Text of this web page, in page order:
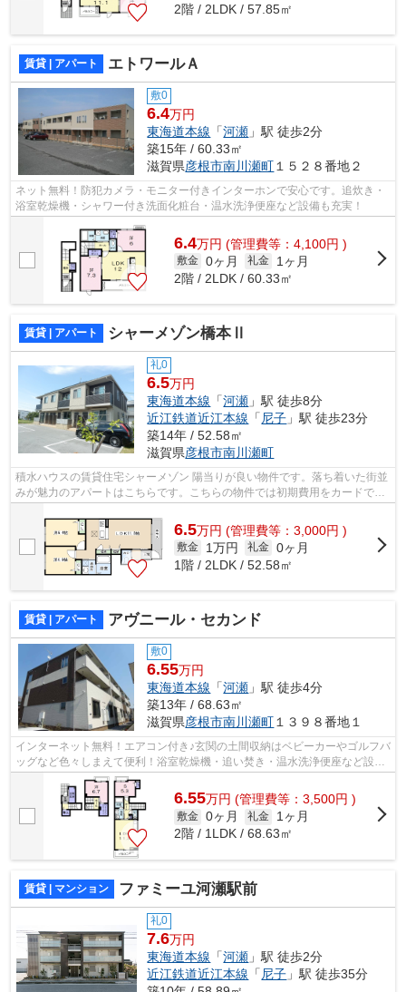
2階 / 2LDK / 57.85㎡
賃貸 | アパート エトワールＡ
敷0
6.4万円
東海道本線 「河瀬 」駅 徒歩2分
築15年 / 60.33㎡
滋賀県彦根市南川瀬町 １５２８番地２
ネット無料！防犯カメラ・モニター付きインターホンで安心です。追炊き・
浴室乾燥機・シャワー付き洗面化粧台・温水洗浄便座など設備も充実！
6.4万円 (管理費等：4,100円 )
敷金 0ヶ月 礼金
1ヶ月
2階 / 2LDK / 60.33㎡
賃貸 | アパート シャーメゾン橋本Ⅱ
礼0
6.5万円
東海道本線 「河瀬 」駅 徒歩8分
近江鉄道近江本線 「 尼子 」駅 徒歩23分
築14年 / 52.58㎡
滋賀県彦根市南川瀬町
積水ハウスの賃貸住宅シャーメゾン 陽当りが良い物件です。落ち着いた街並
みが魅力のアパートはこちらです。こちらの物件では初期費用をカードでお
6.5万円 (管理費等：3,000円 )
敷金 1万円 礼金 0ヶ月
1階 / 2LDK / 52.58㎡
賃貸 | アパート アヴニール・セカンド
敷0
6.55万円
東海道本線 「河瀬 」駅 徒歩4分
築13年 / 68.63㎡
滋賀県彦根市南川瀬町 １３９８番地１
インターネット無料！エアコン付き♪玄関の土間収納はベビーカーやゴルフバ
ッグなど色々しまえて便利！浴室乾燥機・追い焚き・温水洗浄便座など設備
6.55万円 (管理費等：3,500円 )
敷金 0ヶ月 礼金
1ヶ月
2階 / 1LDK / 68.63㎡
賃貸 | マンション ファミーユ河瀬駅前
礼0
7.6万円
東海道本線 「河瀬 」駅 徒歩2分
近江鉄道近江本線 「 尼子 」駅 徒歩35分